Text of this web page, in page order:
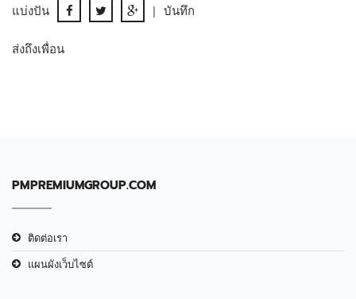
แบ่งปัน | บันทึก
ส่งถึงเพื่อน
PMPREMIUMGROUP.COM
ติดต่อเรา
แผนผังเว็บไซต์